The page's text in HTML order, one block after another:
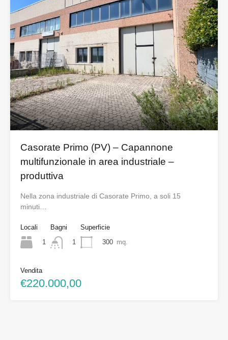
Casorate Primo (PV) – Capannone
multifunzionale in area industriale –
produttiva
Nella zona industriale di Casorate Primo, a soli 15
minuti…
Locali
1
Bagni
1
Superficie
300 mq.
Vendita
€220.000,00